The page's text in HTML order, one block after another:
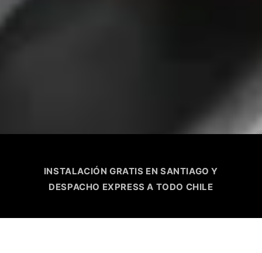
INSTALACIÓN GRATIS EN SANTIAGO Y
DESPACHO EXPRESS A TODO CHILE